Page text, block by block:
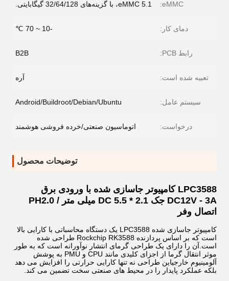
eMMC: eMMC 5.1، با گزینه‌های 32/64/128 گیگابایتی.
دمای کار: -10 ~ 70 ℃
رابط PCB: B2B
تعبیه شده است: آره
سیستم عامل: Android/Buildroot/Debian/Ubuntu
درخواست: اتوماسیون صنعتی/خرده فروشی هوشمند
توضیحات محصول
LPC3588 کامپیوتر جاسازی شده با ورودی برق
DC12V - 3A جک DC 5.5 * 2.1 میلی متر / PH2.0
اتصال وفر
کامپیوتر جاسازی شده LPC3588 یک دستگاه محاسباتی با کارایی بالا
است که بر اساس پردازنده Rockchip RK3588 طراحی شده
است.آن را دارای یک طراحی گرمای انتشار نوآورانه است که به طور
موثر انتقال گرما از اجزای کلیدی مانند CPU و PMU به پوشش
آلومینیوم خارجیاین طراحی نه تنها کارایی حرارتی را افزایش می دهد
بلکه عملکرد پایدار را در محیط های صنعتی سخت تضمین می کند.